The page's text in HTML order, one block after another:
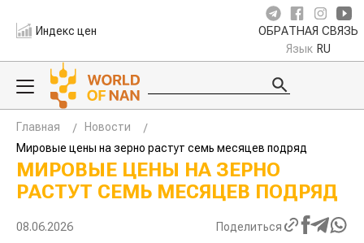
Индекс цен ОБРАТНАЯ СВЯЗЬ
Язык RU
Главная
Новости
Мировые цены на зерно растут семь месяцев подряд
МИРОВЫЕ ЦЕНЫ НА ЗЕРНО
РАСТУТ СЕМЬ МЕСЯЦЕВ ПОДРЯД
08.06.2026 Поделиться